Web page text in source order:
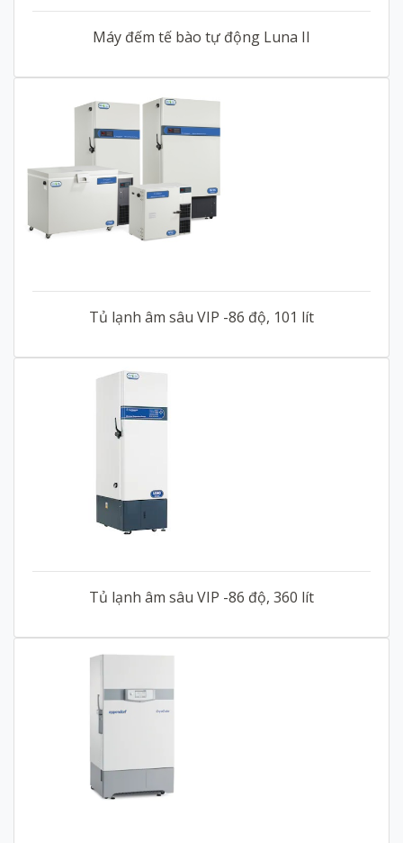
Máy đếm tế bào tự động Luna II
Tủ lạnh âm sâu VIP -86 độ, 101 lít
Tủ lạnh âm sâu VIP -86 độ, 360 lít